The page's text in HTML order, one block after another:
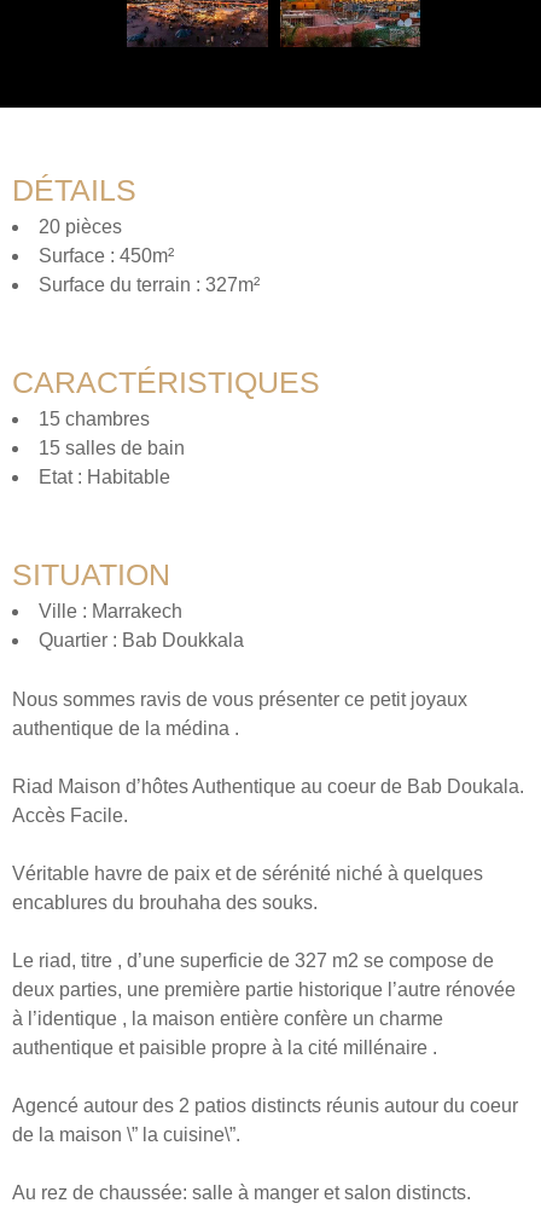
DÉTAILS
20 pièces
Surface : 450m²
Surface du terrain : 327m²
CARACTÉRISTIQUES
15 chambres
15 salles de bain
Etat : Habitable
SITUATION
Ville : Marrakech
Quartier : Bab Doukkala
Nous sommes ravis de vous présenter ce petit joyaux
authentique de la médina .
Riad Maison d’hôtes Authentique au coeur de Bab Doukala.
Accès Facile.
Véritable havre de paix et de sérénité niché à quelques
encablures du brouhaha des souks.
Le riad, titre , d’une superficie de 327 m2 se compose de
deux parties, une première partie historique l’autre rénovée
à l’identique , la maison entière confère un charme
authentique et paisible propre à la cité millénaire .
Agencé autour des 2 patios distincts réunis autour du coeur
de la maison \” la cuisine\”.
Au rez de chaussée: salle à manger et salon distincts.